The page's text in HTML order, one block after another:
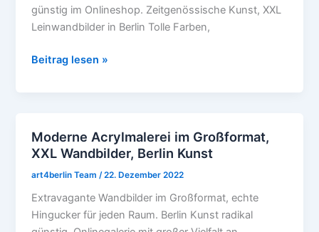
günstig im Onlineshop. Zeitgenössische Kunst, XXL
Leinwandbilder in Berlin Tolle Farben,
Beitrag lesen »
Moderne Acrylmalerei im Großformat,
XXL Wandbilder, Berlin Kunst
art4berlin Team /22. Dezember 2022
Extravagante Wandbilder im Großformat, echte
Hingucker für jeden Raum. Berlin Kunst radikal
Moderne
Acrylmalerei
im
XXL
Wandbilder,